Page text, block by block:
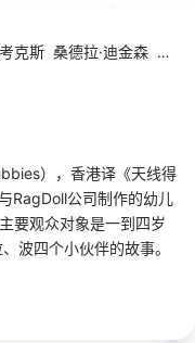
克斯 桑德拉·迪金森 约翰
），香港译《天线得
RagDoll公司制作的幼儿
要观众对象是一到四岁
波四个小伙伴的故事。